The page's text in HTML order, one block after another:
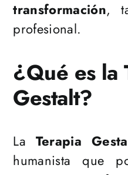
transformación,
profesional.
¿Qué es la
Gestalt?
La Terapia
humanista que